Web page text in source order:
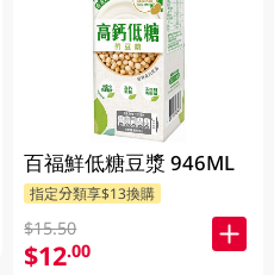
百福鮮低糖豆漿 946ML
指定分類享$13換購
$15.50
$12.00